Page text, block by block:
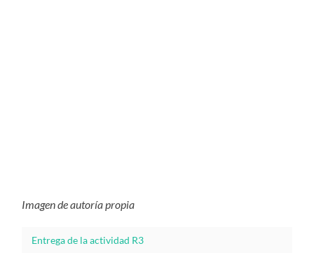
Imagen de autoría propia
Entrega de la actividad R3